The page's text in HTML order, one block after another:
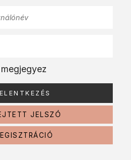
megjegyez
JELSZÓ